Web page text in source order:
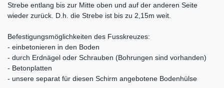
Strebe entlang bis zur Mitte oben und auf der anderen Seite
wieder zurück. D.h. die Strebe ist bis zu 2,15m weit.
Befestigungsmöglichkeiten des Fusskreuzes:
- einbetonieren in den Boden
- durch Erdnägel oder Schrauben (Bohrungen sind vorhanden)
- Betonplatten
- unsere separat für diesen Schirm angebotene Bodenhülse